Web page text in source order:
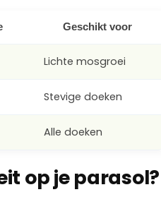
Geschikt voor
Lichte mosgroei
Stevige doeken
Alle doeken
op je parasol?